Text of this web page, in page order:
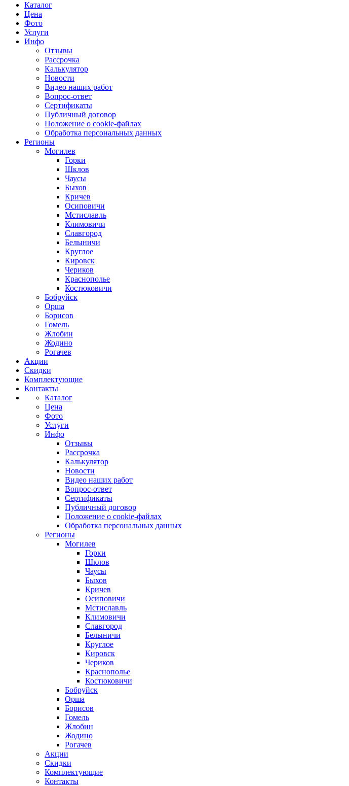
Каталог
Цена
Фото
Услуги
Инфо
Отзывы
Рассрочка
Калькулятор
Новости
Видео наших работ
Вопрос-ответ
Сертификаты
Публичный договор
Положение о cookie-файлах
Обработка персональных данных
Регионы
Могилев
Горки
Шклов
Чаусы
Быхов
Кричев
Осиповичи
Мстиславль
Климовичи
Славгород
Белыничи
Круглое
Кировск
Чериков
Краснополье
Костюковичи
Бобруйск
Орша
Борисов
Гомель
Жлобин
Жодино
Рогачев
Акции
Скидки
Комплектующие
Контакты
Каталог
Цена
Фото
Услуги
Инфо
Отзывы
Рассрочка
Калькулятор
Новости
Видео наших работ
Вопрос-ответ
Сертификаты
Публичный договор
Положение о cookie-файлах
Обработка персональных данных
Регионы
Могилев
Горки
Шклов
Чаусы
Быхов
Кричев
Осиповичи
Мстиславль
Климовичи
Славгород
Белыничи
Круглое
Кировск
Чериков
Краснополье
Костюковичи
Бобруйск
Орша
Борисов
Гомель
Жлобин
Жодино
Рогачев
Акции
Скидки
Комплектующие
Контакты